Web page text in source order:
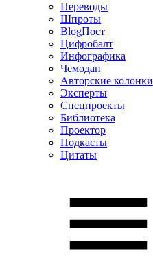
Переводы
Шпроты
BlogПост
Цифробалт
Инфографика
Чемодан
Авторские колонки
Эксперты
Спецпроекты
Библиотека
Проектор
Подкасты
Цитаты